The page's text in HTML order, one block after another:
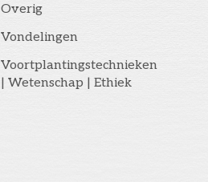
Overig
Vondelingen
Voortplantingstechnieken
| Wetenschap | Ethiek